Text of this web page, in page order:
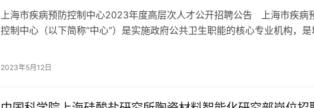
上海市疾病预防控制中心2023年度高层次人才公开招聘公告 上海市疾病
控制中心（以下简称“中心”）是实施政府公共卫生职能的核心专业机构，是
2023年5月12日